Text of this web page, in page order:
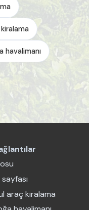
havalimanı
araç kiralama